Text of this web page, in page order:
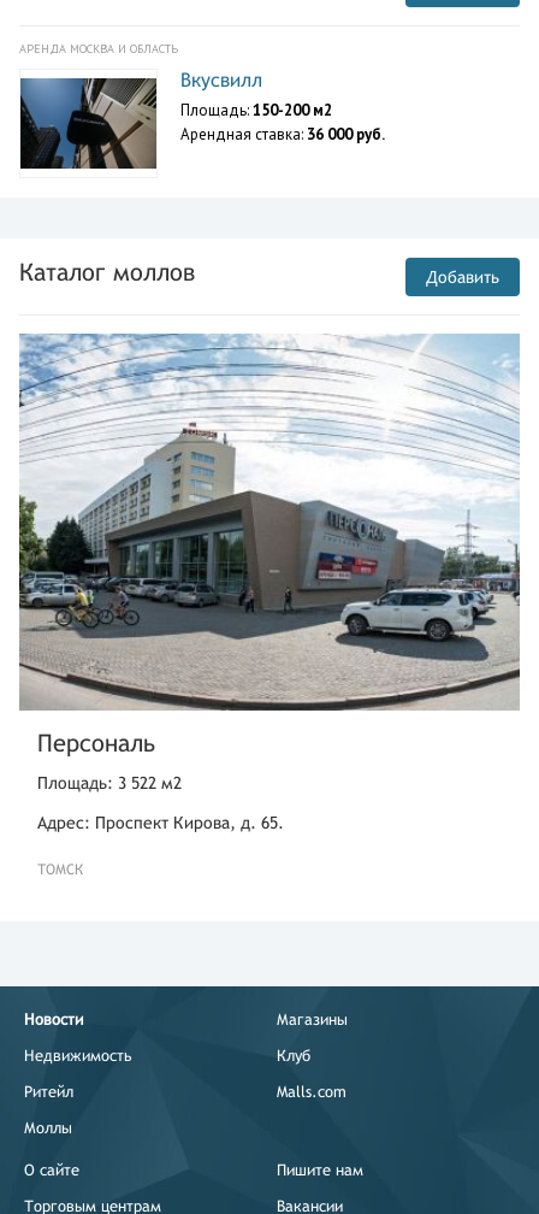
АРЕНДА МОСКВА И ОБЛАСТЬ
Вкусвилл
Площадь:150-200 м2
Арендная ставка: 36 000 руб.
Каталог моллов Добавить
Персональ
Площадь: 3 522 м2
Адрес: Проспект Кирова, д. 65.
ТОМСК
Новости
Недвижимость
Ритейл
Моллы
Магазины
Клуб
Malls.com
О сайте
Торговым центрам
Пишите нам
Вакансии